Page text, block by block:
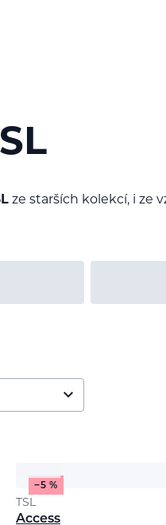
ze starších kolekcí, i ze
−5 %
TSL
Access